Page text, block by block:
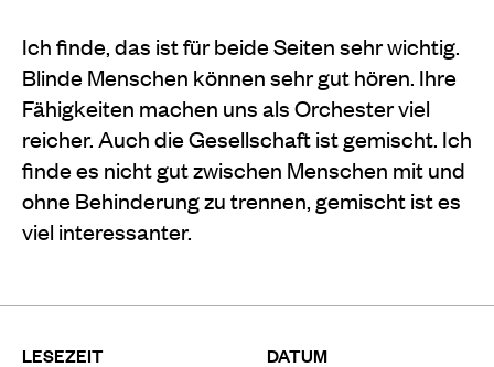
LESEZEIT
DATUM
Ich finde, das ist für beide Seiten sehr wichtig.
Blinde Menschen können sehr gut hören. Ihre
Fähigkeiten machen uns als Orchester viel
reicher. Auch die Gesellschaft ist gemischt. Ich
finde es nicht gut zwischen Menschen mit und
ohne Behinderung zu trennen, gemischt ist es
viel interessanter.